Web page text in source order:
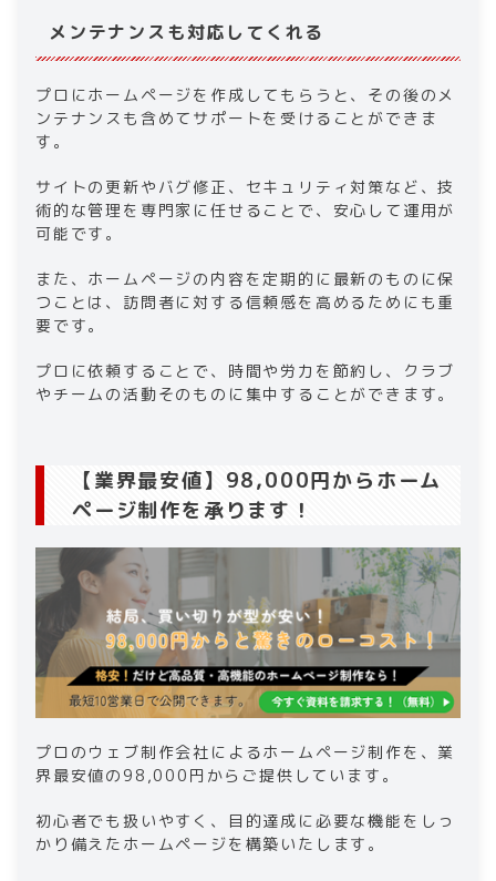
メンテナンスも対応してくれる
プロにホームページを作成してもらうと、その後のメ
ンテナンスも含めてサポートを受けることができま
す。
サイトの更新やバグ修正、セキュリティ対策など、技
術的な管理を専門家に任せることで、安心して運用が
可能です。
また、ホームページの内容を定期的に最新のものに保
つことは、訪問者に対する信頼感を高めるためにも重
要です。
プロに依頼することで、時間や労力を節約し、クラブ
やチームの活動そのものに集中することができます。
【業界最安値】98,000円からホーム
ページ制作を承ります！
プロのウェブ制作会社によるホームページ制作を、業
界最安値の98,000円からご提供しています。
初心者でも扱いやすく、目的達成に必要な機能をしっ
かり備えたホームページを構築いたします。